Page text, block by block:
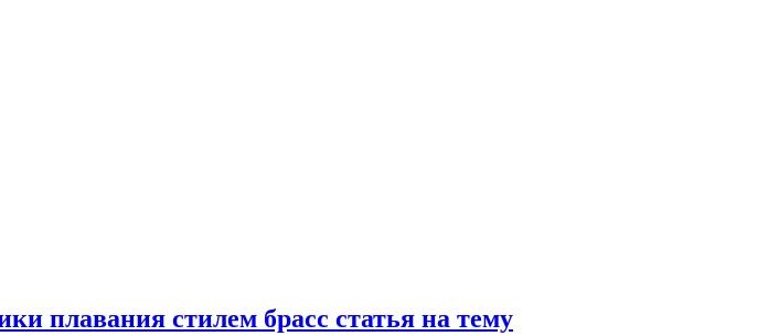
плавания стилем брасс статья на тему